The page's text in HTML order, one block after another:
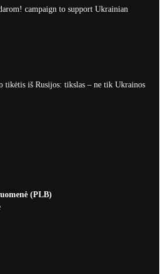
campaign to support Ukrainian
tikėtis iš Rusijos: tikslas – ne tik Ukrainos
(PLB)